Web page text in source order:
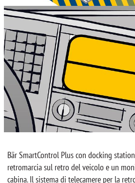
Bär SmartControl Plus con docking
retromarcia sul retro del veicolo e un
cabina. Il sistema di telecamere per la